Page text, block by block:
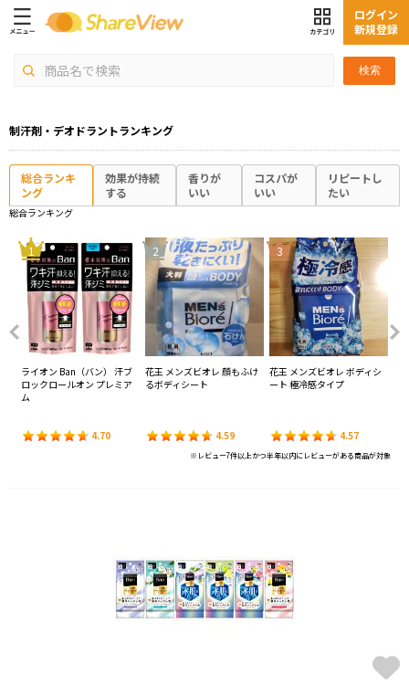
検索
ログイン
新規登録
制汗剤・デオドラントランキング
総合ランキ
ング
効果が持続
する
香りが
いい
コスパが
いい
リピートし
たい
総合ランキング
1
ライオン Ban（バン） 汗ブ
ロックロールオン プレミア
ム
4.70
2
花王 メンズビオレ 顔もふけ
るボディシート
4.59
3
花王 メンズビオレ ボディシ
ート 極冷感タイプ
4.57
※レビュー7件以上かつ半年以内にレビューがある商品が対象